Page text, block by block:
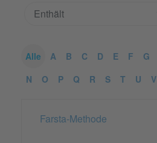
Alle A B C D E F G
N
O P Q R S T U V
Farsta-Methode